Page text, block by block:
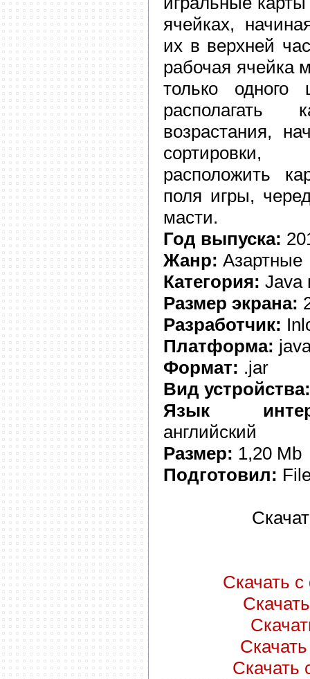
ячейках,
их в верхней
рабочая ячейка
только одного
возрастания,
расположить
поля игры,
масти.
Год выпуска:
Жанр: Азартные
Категория: Java
Размер экрана:
Разработчик:
Платформа:
Формат: .jar
Вид устройства:
Язык
английский
Размер: 1,20 Mb
Подготовил:
Скачать
Скачать